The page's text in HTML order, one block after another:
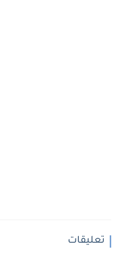
تعليقات